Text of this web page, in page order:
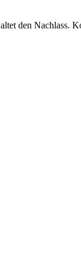
den Nachlass.